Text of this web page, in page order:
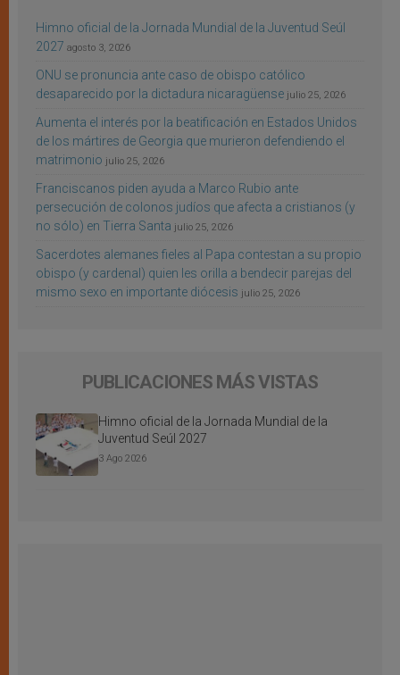
Himno oficial de la Jornada Mundial de la Juventud Seúl
2027 agosto 3, 2026
ONU se pronuncia ante caso de obispo católico
desaparecido por la dictadura nicaragüense julio 25, 2026
Aumenta el interés por la beatificación en Estados Unidos
de los mártires de Georgia que murieron defendiendo el
matrimonio julio 25, 2026
Franciscanos piden ayuda a Marco Rubio ante
persecución de colonos judíos que afecta a cristianos (y
no sólo) en Tierra Santa julio 25, 2026
Sacerdotes alemanes fieles al Papa contestan a su propio
obispo (y cardenal) quien les orilla a bendecir parejas del
mismo sexo en importante diócesis julio 25, 2026
PUBLICACIONES MÁS VISTAS
Himno oficial de la Jornada Mundial de la
Juventud Seúl 2027
3 Ago 2026